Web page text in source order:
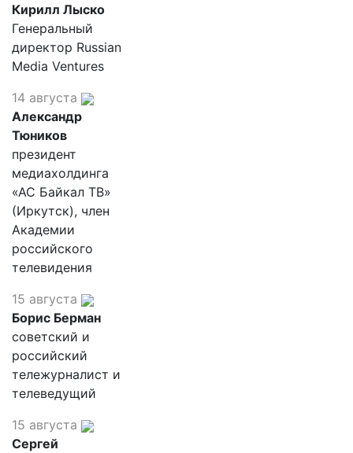
Кирилл Лыско
Генеральный
директор Russian
Media Ventures
14 августа
Александр
Тюников
президент
медиахолдинга
«АС Байкал ТВ»
(Иркутск), член
Академии
российского
телевидения
15 августа
Борис Берман
советский и
российский
тележурналист и
телеведущий
15 августа
Сергей